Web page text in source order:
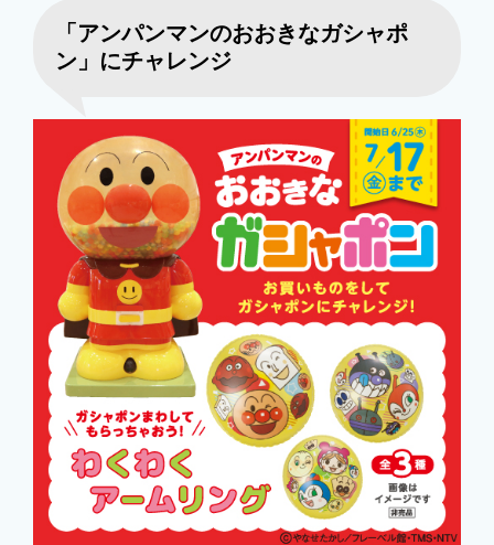
「アンパンマンのおおきなガシャポ
ン」にチャレンジ